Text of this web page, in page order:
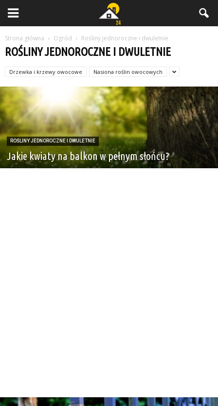
Strona główna Ogród Rośliny jednoroczne i dwuletnie
ROŚLINY JEDNOROCZNE I DWULETNIE
Drzewka i krzewy owocowe Nasiona roślin owocowych
ROŚLINY JEDNOROCZNE I DWULETNIE
Jakie kwiaty na balkon w pełnym słońcu?